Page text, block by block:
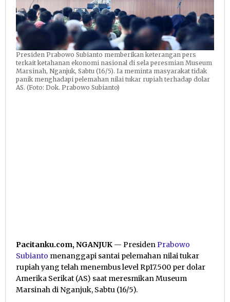
Presiden Prabowo Subianto memberikan keterangan pers
terkait ketahanan ekonomi nasional di sela peresmian Museum
Marsinah, Nganjuk, Sabtu (16/5). Ia meminta masyarakat tidak
panik menghadapi pelemahan nilai tukar rupiah terhadap dolar
AS. (Foto: Dok. Prabowo Subianto)
Pacitanku.com, NGANJUK — PresidenPrabowo
Subianto menanggapi santai pelemahan nilai tukar
rupiah yang telah menembus level Rp17.500 per dolar
Amerika Serikat (AS) saat meresmikan Museum
Marsinah di Nganjuk, Sabtu (16/5).